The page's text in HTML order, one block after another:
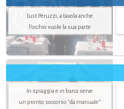
Just Peruzzi, a tavola anche
l’occhio vuole la sua parte
In spiaggia e in barca serve
un pronto soccorso "da manuale"